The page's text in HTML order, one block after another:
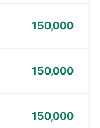
150,000
150,000
150,000